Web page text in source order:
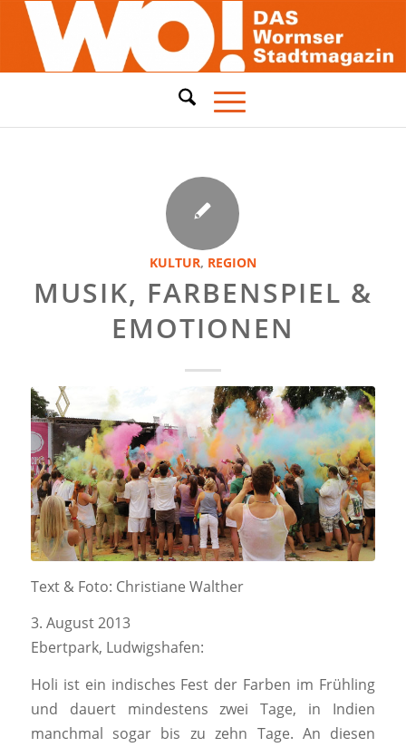
KULTUR, REGION
MUSIK, FARBENSPIEL &
EMOTIONEN
Text & Foto: Christiane Walther
3. August 2013
Ebertpark, Ludwigshafen:
Holi ist ein indisches Fest der Farben im Frühling
und dauert mindestens zwei Tage, in Indien
manchmal sogar bis zu zehn Tage. An diesen